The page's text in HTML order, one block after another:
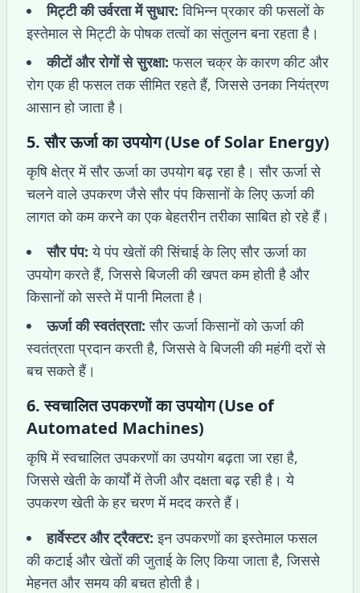
मिट्टी की उर्वरता में सुधार: विभिन्न प्रकार की फसलों के
इस्तेमाल से मिट्टी के पोषक तत्वों का संतुलन बना रहता है।
कीटों और रोगों से सुरक्षा: फसल चक्र के कारण कीट और
रोग एक ही फसल तक सीमित रहते हैं, जिससे उनका नियंत्रण
आसान हो जाता है।
5.सौर ऊर्जा का उपयोग (Use of Solar Energy)
कृषि क्षेत्र में सौर ऊर्जा का उपयोग बढ़ रहा है। सौर ऊर्जा से
चलने वाले उपकरण जैसे सौर पंप किसानों के लिए ऊर्जा की
लागत को कम करने का एक बेहतरीन तरीका साबित हो रहे हैं।
सौर पंप: ये पंप खेतों की सिंचाई के लिए सौर ऊर्जा का
उपयोग करते हैं, जिससे बिजली की खपत कम होती है और
किसानों को सस्ते में पानी मिलता है।
ऊर्जा की स्वतंत्रता: सौर ऊर्जा किसानों को ऊर्जा की
स्वतंत्रता प्रदान करती है, जिससे वे बिजली की महंगी दरों से
बच सकते हैं।
6.स्वचालित उपकरणों का उपयोग (Use of
Automated Machines)
कृषि में स्वचालित उपकरणों का उपयोग बढ़ता जा रहा है,
जिससे खेती के कार्यों में तेजी और दक्षता बढ़ रही है। ये
उपकरण खेती के हर चरण में मदद करते हैं।
हार्वेस्टर और ट्रैक्टर: इन उपकरणों का इस्तेमाल फसल
की कटाई और खेतों की जुताई के लिए किया जाता है, जिससे
मेहनत और समय की बचत होती है।